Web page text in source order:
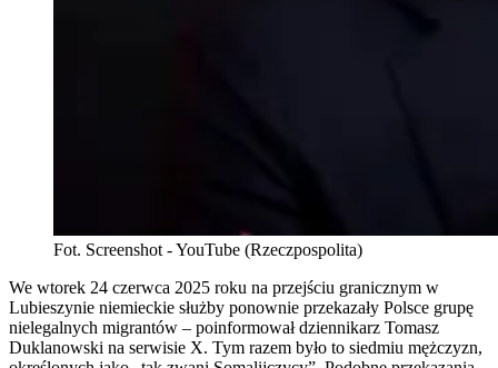
Fot. Screenshot - YouTube (Rzeczpospolita)
We wtorek 24 czerwca 2025 roku na przejściu granicznym w
Lubieszynie niemieckie służby ponownie przekazały Polsce grupę
nielegalnych migrantów – poinformował dziennikarz Tomasz
Duklanowski na serwisie X. Tym razem było to siedmiu mężczyzn,